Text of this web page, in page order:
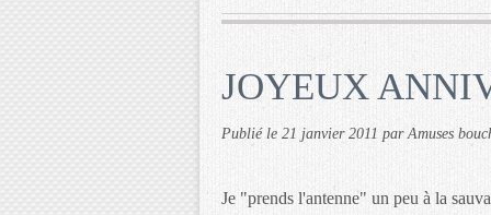
JOYEUX
Publié le 21 janvier 2011 par Amuses
Je "prends l'antenne" un peu à la